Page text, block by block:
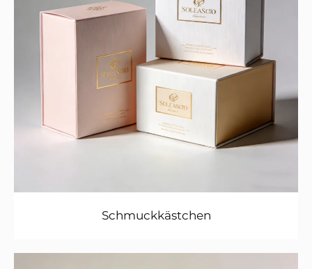
Schmuckkästchen